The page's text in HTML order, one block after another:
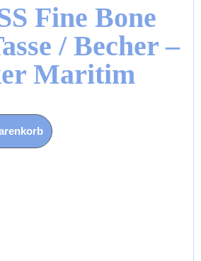
Fine Bone
/ Becher –
Maritim